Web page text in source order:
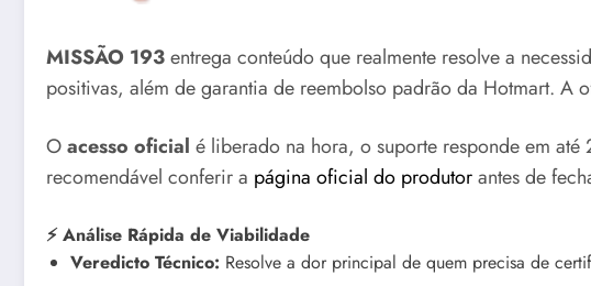
MISSÃO 193entrega conteúdo que realmente resolve a
positivas, além de garantia de reembolso padrão da Hotmart. A
Oacesso oficial é liberado na hora, o suporte responde em até
recomendável conferir a página oficial do produtorantes de
⚡ Análise Rápida de Viabilidade
Veredicto Técnico: Resolve a dor principal de quem precisa de